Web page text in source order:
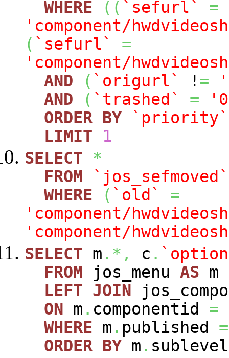
WHERE
( ( `sefurl`
=
'component/
( `sefurl`
=
'component/
AND
( `origurl` ! =
AND
( `trashed` =
ORDER BY
`priority`
LIMIT
1
SELECT
*
FROM
`jos_sefmoved`
WHERE
( `old`
=
'component/
'component/
SELECT m .*, c .
FROM jos_menu AS m
LEFT JOIN
ON m . componentid =
WHERE m . published =
ORDER BY m . sublevel